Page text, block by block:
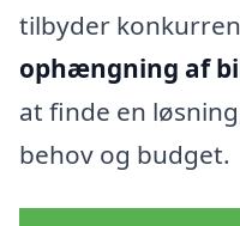
tilbyder
ophængning af
at finde en
behov og budget.